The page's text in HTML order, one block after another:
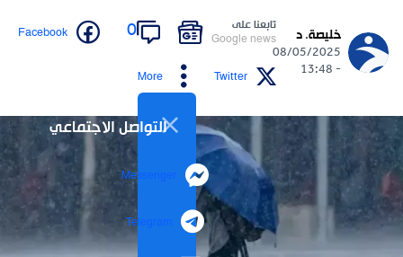
خليصة. د
08/05/2025
- 13:48
تابعنا على
Google news
0
Facebook
Twitter
More
التواصل الاجتماعي
Messenger
Telegram